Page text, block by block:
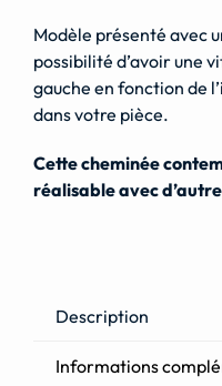
Modèle présenté avec
possibilité d’avoir une
gauche en fonction de
dans votre pièce.
Cette cheminée
réalisable avec
Description
Informations